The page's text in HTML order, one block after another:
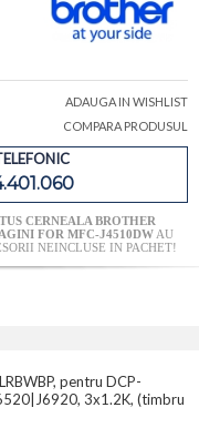
ADAUGA IN WISHLIST
COMPARA PRODUSUL
CERNEALA BROTHER
FOR MFC-J4510DWAU
NEINCLUSE IN PACHET!
pentru DCP-
3x1.2K, (timbru